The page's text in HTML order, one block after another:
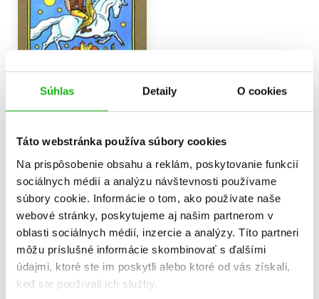
Súhlas Detaily O cookies
Táto webstránka používa súbory cookies
Na prispôsobenie obsahu a reklám, poskytovanie funkcií
sociálnych médií a analýzu návštevnosti používame
súbory cookie. Informácie o tom, ako používate naše
webové stránky, poskytujeme aj našim partnerom v
oblasti sociálnych médií, inzercie a analýzy. Títo partneri
môžu príslušné informácie skombinovať s ďalšími
údajmi, ktoré ste im poskytli alebo ktoré od vás získali,
keď ste používali ich služby.
Folk Tales
Karel Jaromír Erben,
Božena Němcová
8,49 €
Do košíka